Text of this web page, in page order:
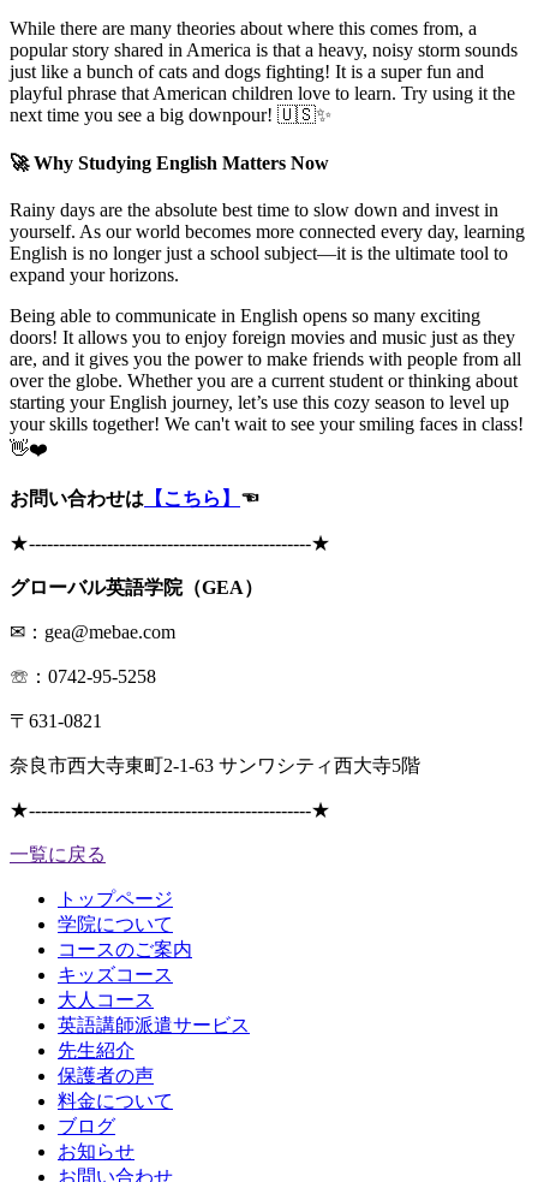
While there are many theories about where this comes from, a
popular story shared in America is that a heavy, noisy storm sounds
just like a bunch of cats and dogs fighting! It is a super fun and
playful phrase that American children love to learn. Try using it the
next time you see a big downpour! 🇺🇸✨
🚀 Why Studying English Matters Now
Rainy days are the absolute best time to slow down and invest in
yourself. As our world becomes more connected every day, learning
English is no longer just a school subject—it is the ultimate tool to
expand your horizons.
Being able to communicate in English opens so many exciting
doors! It allows you to enjoy foreign movies and music just as they
are, and it gives you the power to make friends with people from all
over the globe. Whether you are a current student or thinking about
starting your English journey, let’s use this cozy season to level up
your skills together! We can't wait to see your smiling faces in class!
👋❤️
お問い合わせは 【こちら】 ☜
★-----------------------------------------------★
グローバル英語学院（GEA）
✉：gea@mebae.com
☏：0742-95-5258
〒631-0821
奈良市西大寺東町2-1-63 サンワシティ西大寺5階
★-----------------------------------------------★
一覧に戻る
トップページ
学院について
コースのご案内
キッズコース
大人コース
英語講師派遣サービス
先生紹介
保護者の声
料金について
ブログ
お知らせ
お問い合わせ